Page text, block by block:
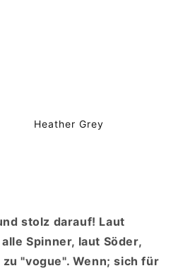
Heather Grey
stolz darauf! Laut
Spinner, laut Söder,
zu "vogue". Wenn; sich für